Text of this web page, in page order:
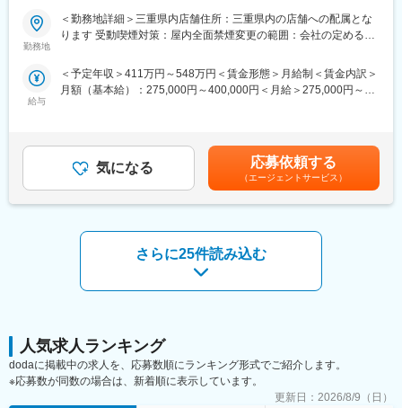
変更の範囲：会社の定める業務
■この仕事の魅力：
く活躍しています。
・年休実質128日！
・保育園に預けて復職した場合⇒保育手当を支給（3歳まで）
・お子さんが4歳に達するまで時短勤務可
・時短とフルタイムをミックスして使えます『慣らしフルタイム
制度』あり
店以上の店舗を展開し、安定した経営基盤を誇ります。その為研
修体制も充実！研修部が主催するコンプライアンス研修、業務知
識習得研修のほか、店舗配属後もスキルアップ・レベルアップを
支援するツールや環境が整っています。
年4回の「ソフトバンク認定資格試験」で資格を取得したら、最高
月額8万円（年額96万円）の資格手当を追加支給！
※試験の合格率・保有率はともに約90％
※会社をあげて合格までしっかりサポートします
■職務内容：
ソフトバンクショップの店長候補として、雇入れ直後はキャリア
ウンター業務／店舗業務などの業務をお任せし、業務に慣れてい
ただきます。入社半年～１年半を目処に経験を積んだ後は、副店
・シフト管理
・売上管理
・商品管理
・販売促進
など
■配属先の編成：
★20代・30代中心に活躍中！
若手を中心に、男女ともにバランス良く活躍しています。
しい方もなじみやすいはず！
■仕事の魅力：
★店舗ごとに裁量があり、店長の判断で店舗運営を行えるのが特
徴です。例えば催事やショッピングモールのイベントに参加して
くじ引きキャンペーンを行ったり、折込チラシの配布を決定する
勤務地
＜勤務地詳細＞三重県内店舗住所：三重県内の店舗への配属とな
ります 受動喫煙対策：屋内全面禁煙変更の範囲：会社の定める事
給与
＜予定年収＞411万円～548万円＜賃金形態＞月給制＜賃金内訳＞
月額（基本給）：275,000円～400,000円＜月給＞275,000円～
す。賞与：年2回（6・12月）・昇給：年1回賞与とは別にインセ
ンティブや特別賞与も支給実績あり（2024年は30万円の追加支給
を実施）賃金はあくまでも目安の金額であり、選考を通じて上下
する可能性があります。月給(月額)は固定手当を含めた表記です。
気になる 応募依頼する
（エージェントサービス）
さらに25件読み込む
人気求人ランキング
dodaに掲載中の求人を、応募数順にランキング形式でご紹介します。
※応募数が同数の場合は、新着順に表示しています。
更新日： 2026/8/9（日）